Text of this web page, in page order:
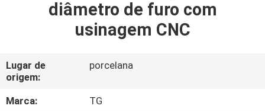
PRODUTOS
NÓS
EXCURSÃO
diâmetro de furo com
usinagem CNC
Lugar de
origem:
porcelana
Marca:
TG